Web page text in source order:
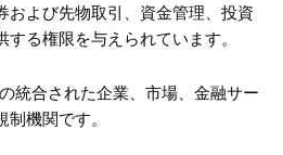
および先物取引、資金管理、投資
る権限を与えられています。
統合された企業、市場、金融サー
機関です。